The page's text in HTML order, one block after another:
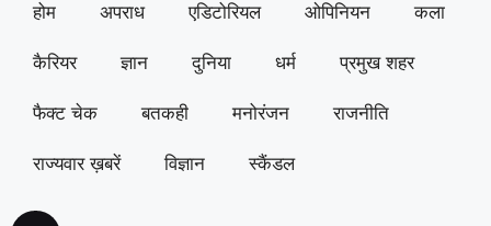
होम अपराध एडिटोरियल ओपिनियन कला
कैरियर ज्ञान दुनिया धर्म प्रमुख शहर
फैक्ट चेक बतकही मनोरंजन राजनीति
राज्यवार ख़बरें विज्ञान स्कैंडल